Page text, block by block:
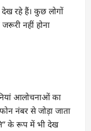
रहे हैं। कुछ लोगों
नहीं होना
आलोचनाओं का
नंबर से जोड़ा जाता
के रूप में भी देख